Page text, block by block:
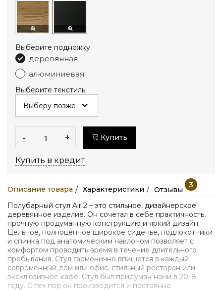
Выберите подножку
деревянная
алюминиевая
Выберите текстиль
- + Купить
Купить в кредит
Описание товара Характеристики Отзывы
3
Полубарный стул Air 2 – это стильное, дизайнерское
деревянное изделие. Он сочетал в себе практичность,
прочную продуманную конструкцию и яркий дизайн.
Цельное, полноценное широкое сиденье, подлокотники
и спинка под анатомическим наклоном позволяет с
комфортом проводить время в течение длительного
пребывания. Стул гармонично впишется в каждый
современный дом или офис, стильный ресторан или
эксклюзивное кафе. Стул был придуман нами в 2018
году. С тех пор он производится и постоянно